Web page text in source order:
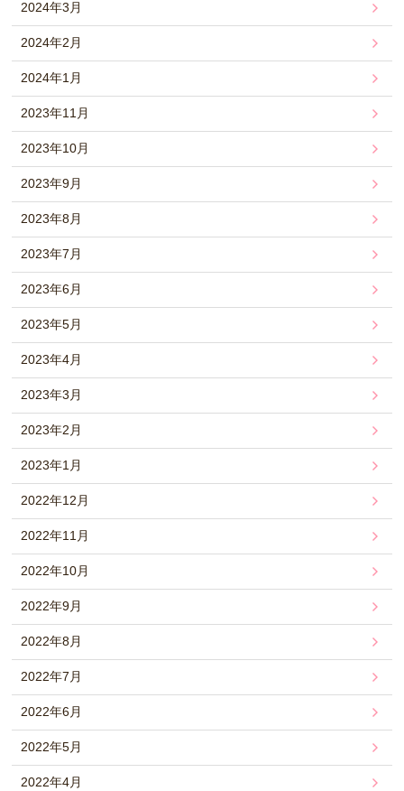
2024年3月
2024年2月
2024年1月
2023年11月
2023年10月
2023年9月
2023年8月
2023年7月
2023年6月
2023年5月
2023年4月
2023年3月
2023年2月
2023年1月
2022年12月
2022年11月
2022年10月
2022年9月
2022年8月
2022年7月
2022年6月
2022年5月
2022年4月